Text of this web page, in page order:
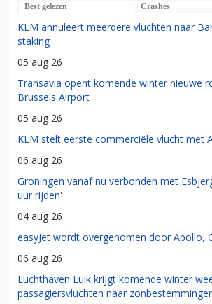
Best gelezen Crashes
KLM annuleert meerdere vluchten naar
staking
05 aug 26
Transavia opent komende winter nieuwe
Brussels Airport
05 aug 26
KLM stelt eerste commerciële vlucht met
06 aug 26
Groningen vanaf nu verbonden met
uur rijden'
04 aug 26
easyJet wordt overgenomen door Apollo,
06 aug 26
Luchthaven Luik krijgt komende winter
passagiersvluchten naar